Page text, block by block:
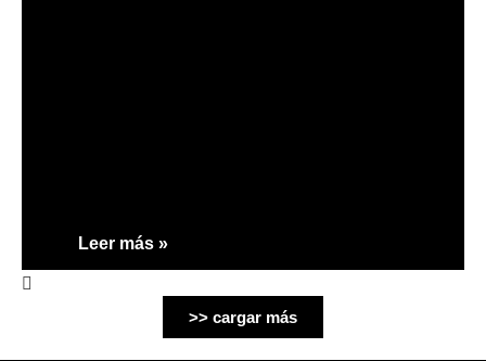
Leer más »
>> cargar más